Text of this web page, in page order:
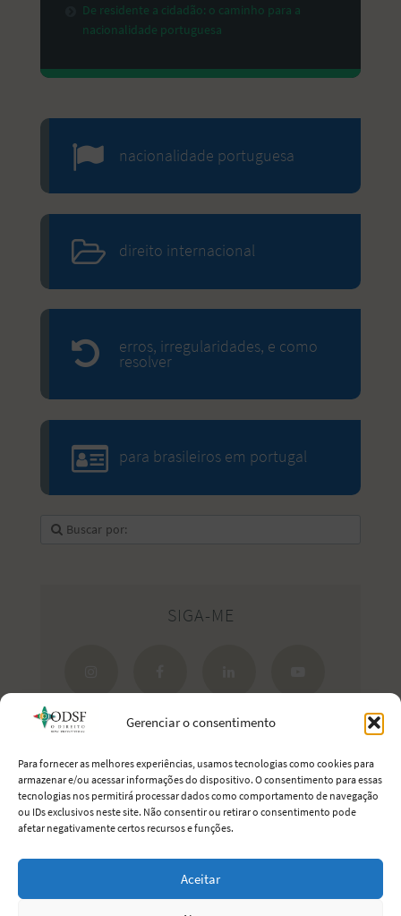
Gerenciar o consentimento
Para fornecer as melhores experiências, usamos tecnologias como cookies para
armazenar e/ou acessar informações do dispositivo. O consentimento para essas
tecnologias nos permitirá processar dados como comportamento de navegação
ou IDs exclusivos neste site. Não consentir ou retirar o consentimento pode
afetar negativamente certos recursos e funções.
Aceitar
De residente a cidadão: o caminho para a
nacionalidade portuguesa
nacionalidade portuguesa
direito internacional
erros, irregularidades, e como
resolver
para brasileiros em portugal
SIGA-ME
Estreite seus laços com Portugal.